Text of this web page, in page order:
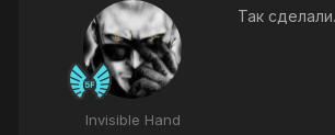
Invisible Hand
Так